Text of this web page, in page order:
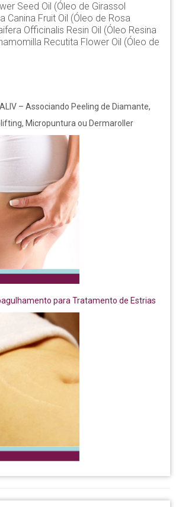
Seed Oil (Óleo de Girassol
Canina Fruit Oil (Óleo de Rosa
Officinalis Resin Oil (Óleo Resina
Recutita Flower Oil (Óleo de
– Associando Peeling de Diamante,
Micropuntura ou Dermaroller
para Tratamento de Estrias